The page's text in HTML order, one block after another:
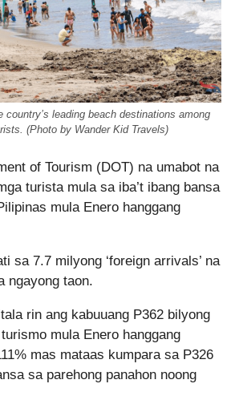
country’s leading beach destinations among
(Photo by Wander Kid Travels)
of Tourism (DOT) na umabot na
turista mula sa iba’t ibang bansa
mula Enero hanggang
sa 7.7 milyong ‘foreign arrivals’ na
ngayong taon.
rin ang kabuuang P362 bilyong
mula Enero hanggang
mas mataas kumpara sa P326
sa parehong panahon noong